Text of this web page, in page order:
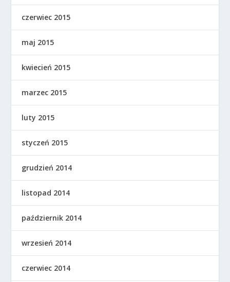
czerwiec 2015
maj 2015
kwiecień 2015
marzec 2015
luty 2015
styczeń 2015
grudzień 2014
listopad 2014
październik 2014
wrzesień 2014
czerwiec 2014